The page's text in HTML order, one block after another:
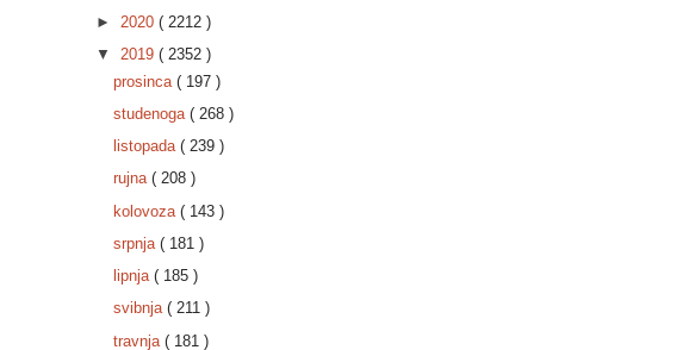
► 2020 ( 2212 )
▼ 2019 ( 2352 )
prosinca ( 197 )
studenoga ( 268 )
listopada ( 239 )
rujna ( 208 )
kolovoza ( 143 )
srpnja ( 181 )
lipnja ( 185 )
svibnja ( 211 )
travnja ( 181 )